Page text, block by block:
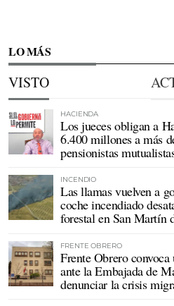
LO MÁS
VISTO
HACIENDA
Los jueces obligan a
6.400 millones a más
pensionistas
INCENDIO
Las llamas vuelven a
coche incendiado
forestal en San Martín
FRENTE OBRERO
Frente Obrero
ante la Embajada de
denunciar la crisis